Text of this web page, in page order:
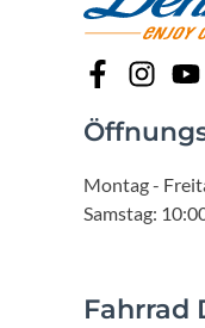
Montag -
Samstag:
Fahrrad